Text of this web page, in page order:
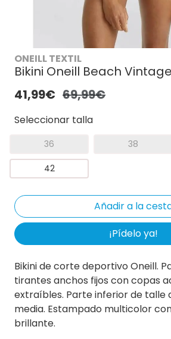
ONEILL TEXTIL
Bikini Oneill Beach
41,99€ 69,99€
Seleccionar talla
36 38
42
¡Pídelo ya!
Bikini de corte deportivo Oneill.
tirantes anchos fijos con copas
extraíbles. Parte inferior de
media. Estampado multicolor
brillante.